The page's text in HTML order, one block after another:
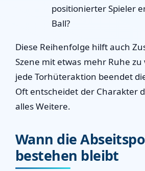
positionierter Spieler
Ball?
Diese Reihenfolge hilft auch
Szene mit etwas mehr Ruhe
jede Torhüteraktion beendet
Oft entscheidet der Charakter
alles Weitere.
Wann die
bestehen bleibt